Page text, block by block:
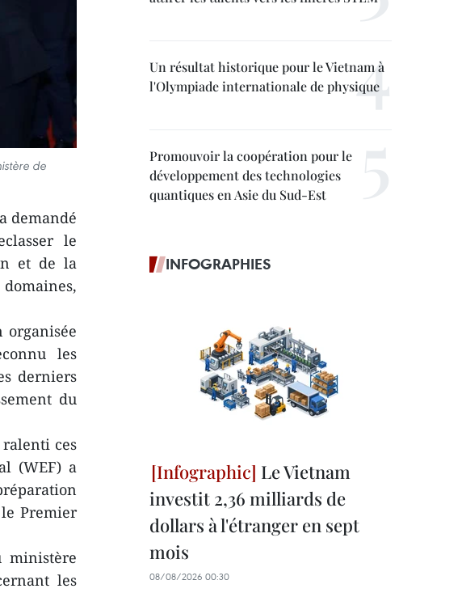
de
demandé
le
et de la
les
derniers
du
ces
(WEF) a
Premier
ministère
les
Un résultat historique pour le Vietnam à
l'Olympiade internationale de physique
Promouvoir la coopération pour le
développement des technologies
quantiques en Asie du Sud-Est
INFOGRAPHIES
Le Vietnam
investit 2,36 milliards de
dollars à l'étranger en sept
mois
08/08/2026 00:30